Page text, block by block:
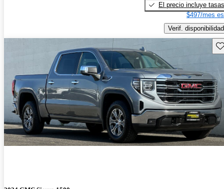
El precio incluye tasas
$497/mes
Verif. disponibilidad